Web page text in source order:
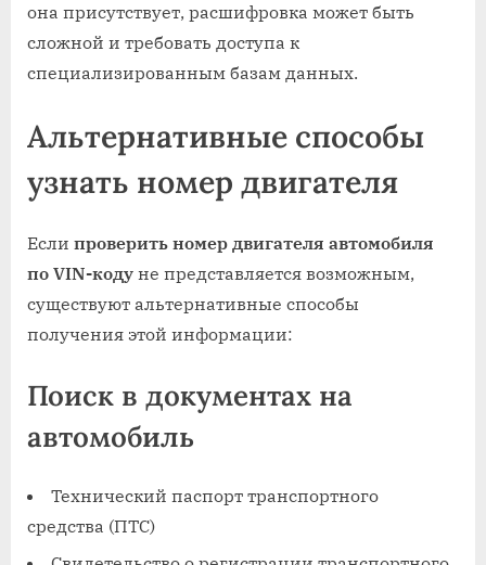
она присутствует, расшифровка может быть
сложной и требовать доступа к
специализированным базам данных.
Альтернативные способы
узнать номер двигателя
Если проверить номер двигателя автомобиля
по VIN-коду не представляется возможным,
существуют альтернативные способы
получения этой информации:
Поиск в документах на
автомобиль
Технический паспорт транспортного
средства (ПТС)